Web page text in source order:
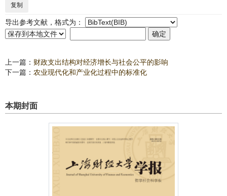
复制
导出参考文献，格式为：
上一篇： 财政支出结构对经济增长与社会公平的影响
下一篇： 农业现代化和产业化过程中的标准化
本期封面